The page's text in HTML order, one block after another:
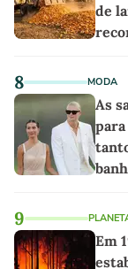
de
8 MODA
As
9
Em